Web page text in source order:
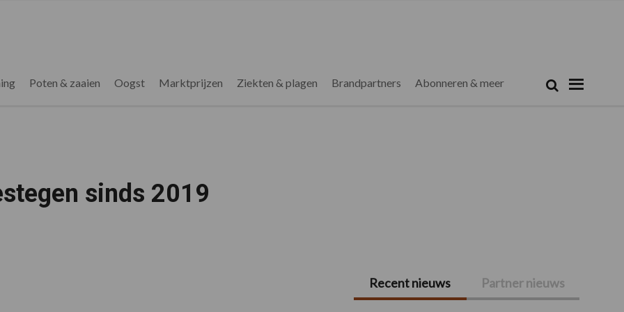
Poten & zaaien Oogst Marktprijzen Ziekten & plagen Brandpartners Abonneren & meer Zoek
sinds 2019
Primaire
Recent nieuws Partner nieuws